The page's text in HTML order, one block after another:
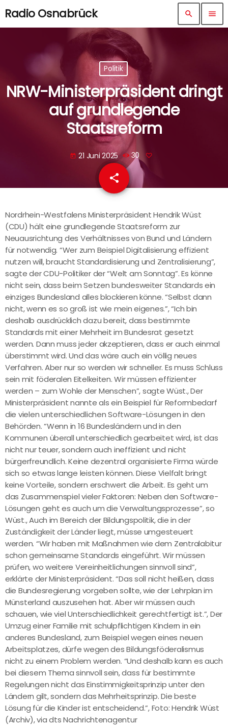
Radio Osnabrück search menu
Politik
NRW-Ministerpräsident dringt
auf grundlegende
Staatsreform
today 21 Juni 2025 30
share
email
Nordrhein-Westfalens Ministerpräsident Hendrik Wüst
(CDU) hält eine grundlegende Staatsreform zur
Neuausrichtung des Verhältnisses von Bund und Ländern
für notwendig. “Wer zum Beispiel Digitalisierung effizient
nutzen will, braucht Standardisierung und Zentralisierung”,
sagte der CDU-Politiker der “Welt am Sonntag”. Es könne
nicht sein, dass beim Setzen bundesweiter Standards ein
einziges Bundesland alles blockieren könne. “Selbst dann
nicht, wenn es so groß ist wie mein eigenes.”, “Ich bin
deshalb ausdrücklich dazu bereit, dass bestimmte
Standards mit einer Mehrheit im Bundesrat gesetzt
werden. Dann muss jeder akzeptieren, dass er auch einmal
überstimmt wird. Und das wäre auch ein völlig neues
Verfahren. Aber nur so werden wir schneller. Es muss Schluss
sein mit föderalen Eitelkeiten. Wir müssen effizienter
werden – zum Wohle der Menschen”, sagte Wüst., Der
Ministerpräsident nannte als ein Beispiel für Reformbedarf
die vielen unterschiedlichen Software-Lösungen in den
Behörden. “Wenn in 16 Bundesländern und in den
Kommunen überall unterschiedlich gearbeitet wird, ist das
nicht nur teuer, sondern auch ineffizient und nicht
bürgerfreundlich. Keine dezentral organisierte Firma würde
sich so etwas lange leisten können. Diese Vielfalt bringt
keine Vorteile, sondern erschwert die Arbeit. Es geht um
das Zusammenspiel vieler Faktoren: Neben den Software-
Lösungen geht es auch um die Verwaltungsprozesse”, so
Wüst., Auch im Bereich der Bildungspolitik, die in der
Zuständigkeit der Länder liegt, müsse umgesteuert
werden. “Wir haben mit Maßnahmen wie dem Zentralabitur
schon gemeinsame Standards eingeführt. Wir müssen
prüfen, wo weitere Vereinheitlichungen sinnvoll sind”,
erklärte der Ministerpräsident. “Das soll nicht heißen, dass
die Bundesregierung vorgeben sollte, wie der Lehrplan im
Münsterland auszusehen hat. Aber wir müssen auch
schauen, wie viel Unterschiedlichkeit gerechtfertigt ist.”, Der
Umzug einer Familie mit schulpflichtigen Kindern in ein
anderes Bundesland, zum Beispiel wegen eines neuen
Arbeitsplatzes, dürfe wegen des Bildungsföderalismus
nicht zu einem Problem werden. “Und deshalb kann es auch
bei diesem Thema sinnvoll sein, dass für bestimmte
Regelungen nicht das Einstimmigkeitsprinzip unter den
Ländern gilt, sondern das Mehrheitsprinzip. Die beste
Lösung für die Kinder ist entscheidend.”, Foto: Hendrik Wüst
(Archiv), via dts Nachrichtenagentur